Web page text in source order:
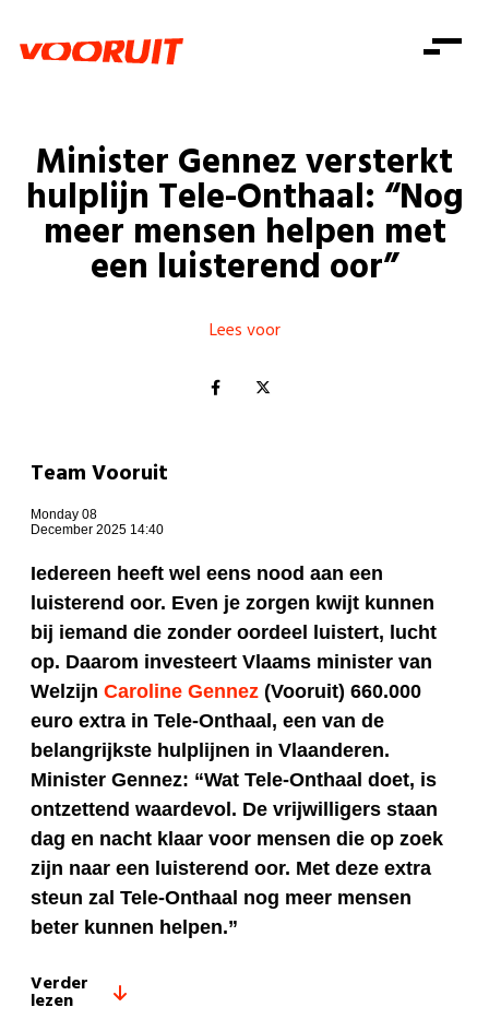
Zorg
Gelijke kansen
Welzijn
Kinderen en jongeren
Onze mensen
Standpunten
Vacatures
Doe mee
Doe mee
Word lid
Shop
Zoeken
Login
Login
Minister Gennez versterkt
hulplijn Tele-Onthaal: “Nog
meer mensen helpen met
een luisterend oor”
Lees voor
Team Vooruit
Monday 08
December 2025 14:40
Iedereen heeft wel eens nood aan een
luisterend oor. Even je zorgen kwijt kunnen
bij iemand die zonder oordeel luistert, lucht
op. Daarom investeert Vlaams minister van
Welzijn Caroline Gennez (Vooruit) 660.000
euro extra in Tele-Onthaal, een van de
belangrijkste hulplijnen in Vlaanderen.
Minister Gennez: “Wat Tele-Onthaal doet, is
ontzettend waardevol. De vrijwilligers staan
dag en nacht klaar voor mensen die op zoek
zijn naar een luisterend oor. Met deze extra
steun zal Tele-Onthaal nog meer mensen
beter kunnen helpen.”
Verder
lezen